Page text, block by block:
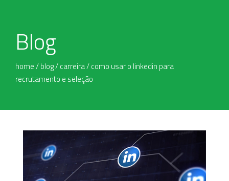
Blog
home/blog/carreira/como usar o linkedin para
recrutamento e seleção